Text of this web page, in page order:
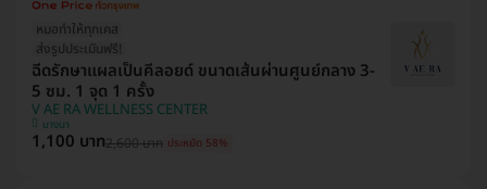
หมอทำให้ทุกเคส
ส่งรูปประเมินฟรี!
ฉีดรักษาแผลเป็นคีลอยด์ ขนาดเส้นผ่านศูนย์กลาง 3-
5 ซม. 1 จุด 1 ครั้ง
V AE RA WELLNESS CENTER
บางนา
1,100 บาท2,600 บาท ประหยัด 58%